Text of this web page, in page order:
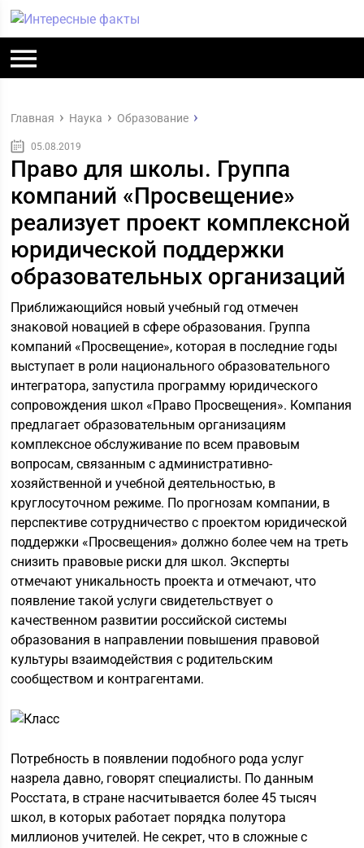
Главная Наука Образование
05.08.2019
Право для школы. Группа
компаний «Просвещение»
реализует проект комплексной
юридической поддержки
образовательных организаций
Приближающийся новый учебный год отмечен
знаковой новацией в сфере образования. Группа
компаний «Просвещение», которая в последние годы
выступает в роли национального образовательного
интегратора, запустила программу юридического
сопровождения школ «Право Просвещения». Компания
предлагает образовательным организациям
комплексное обслуживание по всем правовым
вопросам, связанным с административно-
хозяйственной и учебной деятельностью, в
круглосуточном режиме. По прогнозам компании, в
перспективе сотрудничество с проектом юридической
поддержки «Просвещения» должно более чем на треть
снизить правовые риски для школ. Эксперты
отмечают уникальность проекта и отмечают, что
появление такой услуги свидетельствует о
качественном развитии российской системы
образования в направлении повышения правовой
культуры взаимодействия с родительским
сообществом и контрагентами.
Потребность в появлении подобного рода услуг
назрела давно, говорят специалисты. По данным
Росстата, в стране насчитывается более 45 тысяч
школ, в которых работает порядка полутора
миллионов учителей. Не секрет, что в сложные с